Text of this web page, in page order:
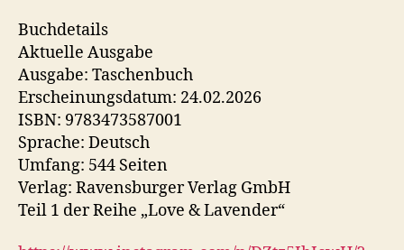
Buchdetails
Aktuelle Ausgabe
Ausgabe: Taschenbuch
Erscheinungsdatum: 24.02.2026
ISBN: 9783473587001
Sprache: Deutsch
Umfang: 544 Seiten
Verlag: Ravensburger Verlag GmbH
Teil 1 der Reihe „Love & Lavender“